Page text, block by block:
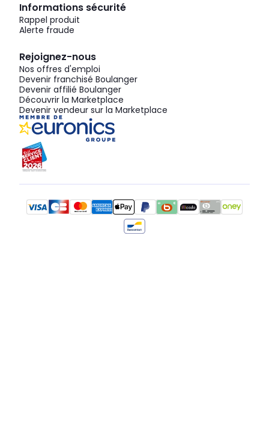
Informations sécurité
Rappel produit
Alerte fraude
Rejoignez-nous
Nos offres d'emploi
Devenir franchisé Boulanger
Devenir affilié Boulanger
Découvrir la Marketplace
Devenir vendeur sur la Marketplace